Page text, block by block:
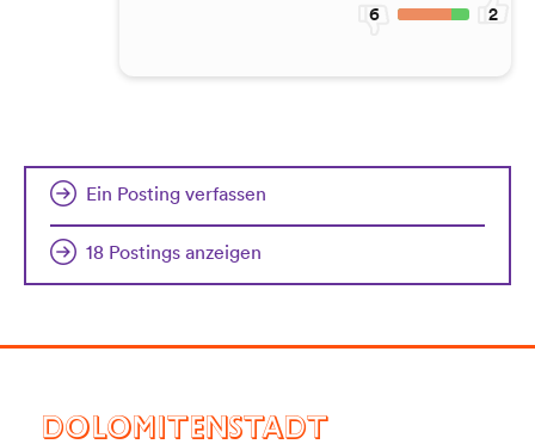
6 2
Ein Posting verfassen
18 Postings anzeigen
DOLOMITENSTADT